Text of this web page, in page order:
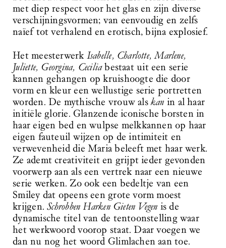
met diep respect voor het glas en zijn diverse
verschijningsvormen; van eenvoudig en zelfs
naïef tot verhalend en erotisch, bijna explosief.
Het meesterwerk Isabelle, Charlotte, Marlene,
Juliette, Georgina, Ceciliabestaat uit een serie
kannen gehangen op kruishoogte die door
vorm en kleur een wellustige serie portretten
worden. De mythische vrouw alskan in al haar
initiële glorie. Glanzende iconische borsten in
haar eigen bed en wulpse melkkannen op haar
eigen fauteuil wijzen op de intimiteit en
verwevenheid die Maria beleeft met haar werk.
Ze ademt creativiteit en grijpt ieder gevonden
voorwerp aan als een vertrek naar een nieuwe
serie werken. Zo ook een bedeltje van een
Smiley dat opeens een grote vorm moest
krijgen.Schrobben Harken Gieten Vegen is de
dynamische titel van de tentoonstelling waar
het werkwoord voorop staat. Daar voegen we
dan nu nog het woord Glimlachen aan toe.